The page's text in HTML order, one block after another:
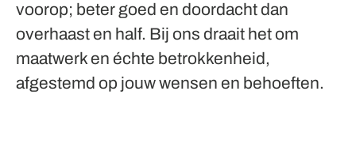
voorop; beter goed en doordacht dan
overhaast en half. Bij ons draait het om
maatwerk en échte betrokkenheid,
afgestemd op jouw wensen en behoeften.